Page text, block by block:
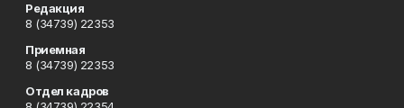
Редакция
8 (34739) 22353
Приемная
8 (34739) 22353
Отдел кадров